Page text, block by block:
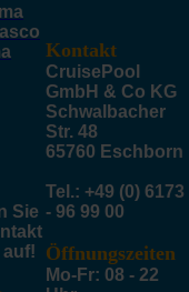
Sie
Kontakt
CruisePool
GmbH & Co KG
Schwalbacher
Str. 48
65760 Eschborn
Tel.: +49 (0) 6173
- 96 99 00
Öffnungszeiten
Mo-Fr: 08 - 22